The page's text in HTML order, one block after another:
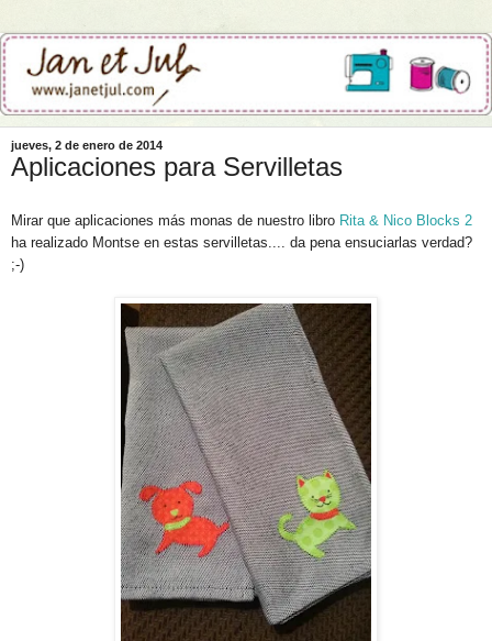
jueves, 2 de enero de 2014
Aplicaciones para Servilletas
Mirar que aplicaciones más monas de nuestro libro Rita & Nico Blocks 2
ha realizado Montse en estas servilletas.... da pena ensuciarlas verdad?
;-)